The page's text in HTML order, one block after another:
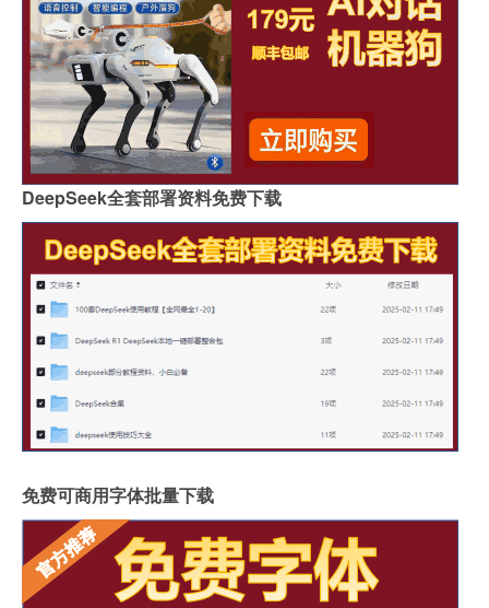
DeepSeek全套部署资料免费下载
免费可商用字体批量下载